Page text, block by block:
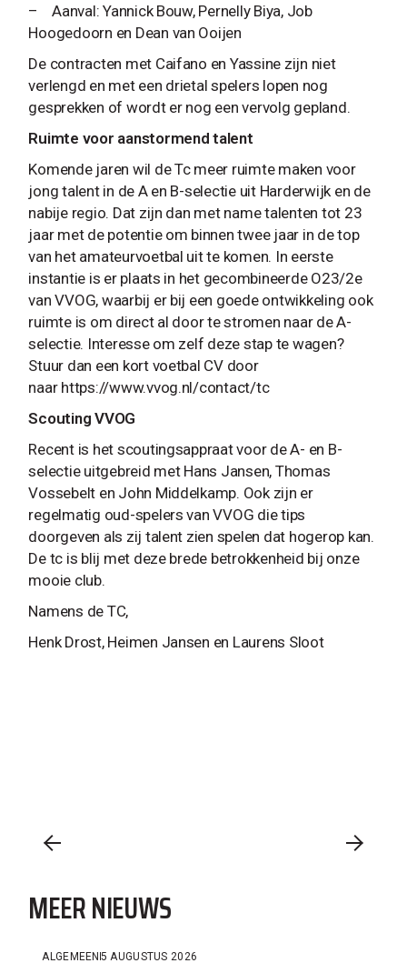
– Aanval: Yannick Bouw, Pernelly Biya, Job
Hoogedoorn en Dean van Ooijen
De contracten met Caifano en Yassine zijn niet
verlengd en met een drietal spelers lopen nog
gesprekken of wordt er nog een vervolg gepland.
Ruimte voor aanstormend talent
Komende jaren wil de Tc meer ruimte maken voor
jong talent in de A en B-selectie uit Harderwijk en de
nabije regio. Dat zijn dan met name talenten tot 23
jaar met de potentie om binnen twee jaar in de top
van het amateurvoetbal uit te komen. In eerste
instantie is er plaats in het gecombineerde O23/2e
van VVOG, waarbij er bij een goede ontwikkeling ook
ruimte is om direct al door te stromen naar de A-
selectie. Interesse om zelf deze stap te wagen?
Stuur dan een kort voetbal CV door
naar https://www.vvog.nl/contact/tc
Scouting VVOG
Recent is het scoutingsappraat voor de A- en B-
selectie uitgebreid met Hans Jansen, Thomas
Vossebelt en John Middelkamp. Ook zijn er
regelmatig oud-spelers van VVOG die tips
doorgeven als zij talent zien spelen dat hogerop kan.
De tc is blij met deze brede betrokkenheid bij onze
mooie club.
Namens de TC,
Henk Drost, Heimen Jansen en Laurens Sloot
MEER NIEUWS
ALGEMEEN5 AUGUSTUS 2026